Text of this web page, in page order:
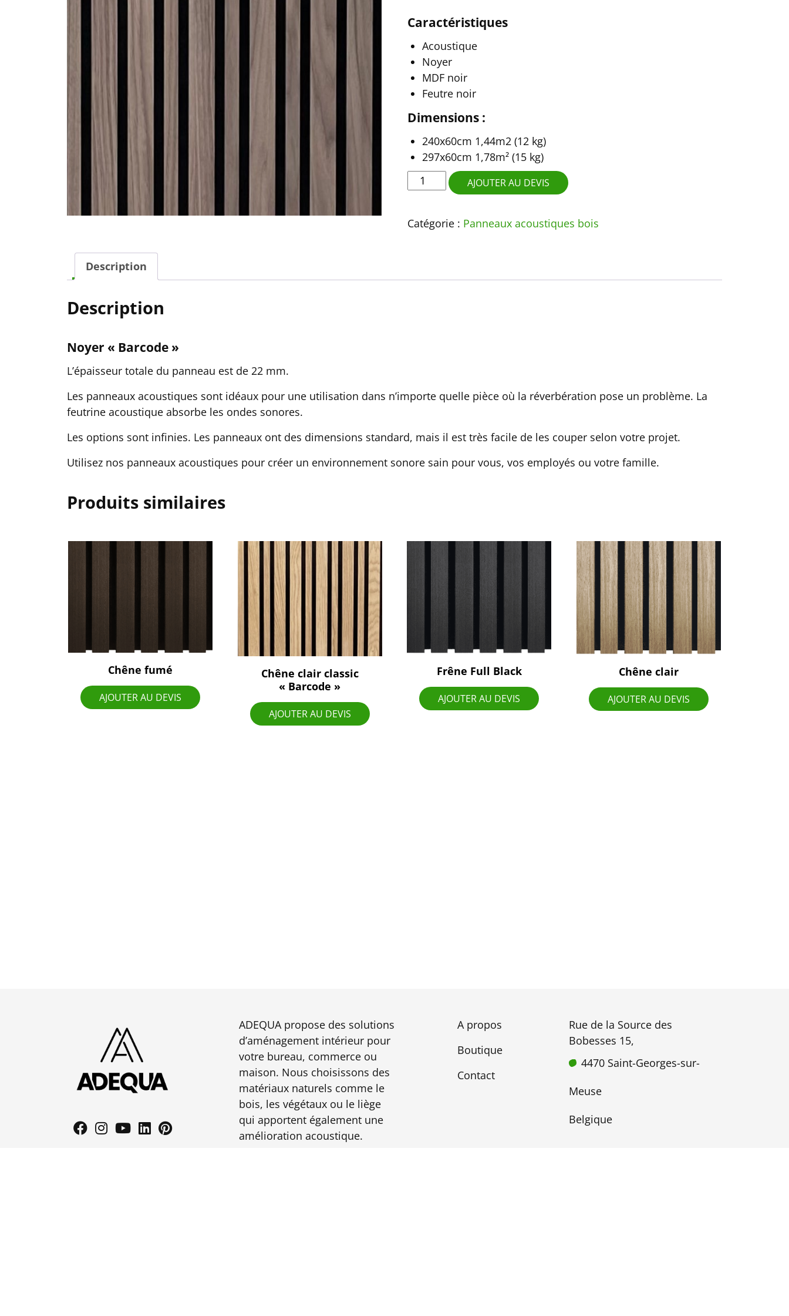
Caractéristiques
Acoustique
Noyer
MDF noir
Feutre noir
Dimensions :
240x60cm 1,44m2 (12 kg)
297x60cm 1,78m² (15 kg)
quantité
de
"Barcode"
AJOUTER AU DEVIS
Catégorie : Panneaux acoustiques bois
Description
Description
Noyer « Barcode »
L’épaisseur totale du panneau est de 22 mm.
Les panneaux acoustiques sont idéaux pour une utilisation dans n’importe quelle pièce où la réverbération pose un problème. La
feutrine acoustique absorbe les ondes sonores.
Les options sont infinies. Les panneaux ont des dimensions standard, mais il est très facile de les couper selon votre projet.
Utilisez nos panneaux acoustiques pour créer un environnement sonore sain pour vous, vos employés ou votre famille.
Produits similaires
Chêne fumé
AJOUTER AU DEVIS
Chêne clair classic
« Barcode »
AJOUTER AU DEVIS
Frêne Full Black
AJOUTER AU DEVIS
Chêne clair
AJOUTER AU DEVIS
ADEQUA propose des solutions
d’aménagement intérieur pour
votre bureau, commerce ou
maison. Nous choisissons des
matériaux naturels comme le
bois, les végétaux ou le liège
qui apportent également une
amélioration acoustique.
A propos
Boutique
Contact
Rue de la Source des
Bobesses 15,
4470 Saint-Georges-sur-
Meuse
Belgique